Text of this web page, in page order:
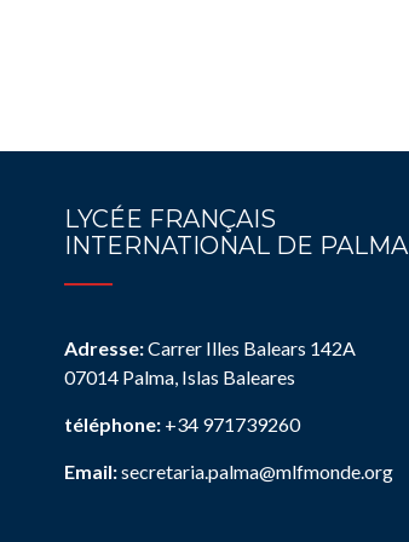
LYCÉE FRANÇAIS
INTERNATIONAL DE PALMA
Adresse:Carrer Illes Balears 142A
07014 Palma, Islas Baleares
téléphone: +34 971739260
Email:secretaria.palma@mlfmonde.org